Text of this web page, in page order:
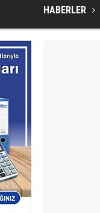
HABERLER